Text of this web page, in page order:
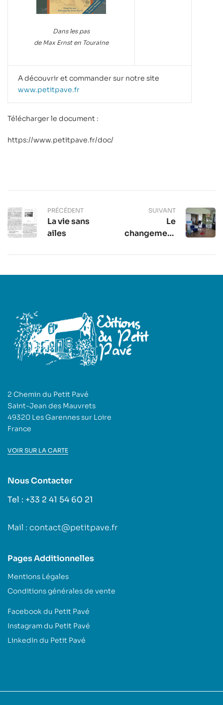
Dans les pas
de Max Ernst en Touraine
A découvrir et commander sur notre site
www.petitpave.fr
Télécharger le document :
https://www.petitpave.fr/doc/
PRÉCÉDENT
La vie sans
ailes
SUIVANT
Le
changement
maintenant
2 Chemin du Petit Pavé
Saint-Jean des Mauvrets
49320 Les Garennes sur Loire
France
VOIR SUR LA CARTE
Nous Contacter
Tel : +33 2 41 54 60 21
Mail : contact@petitpave.fr
Pages Additionnelles
Mentions Légales
Conditions générales de vente
Facebook du Petit Pavé
Instagram du Petit Pavé
LinkedIn du Petit Pavé